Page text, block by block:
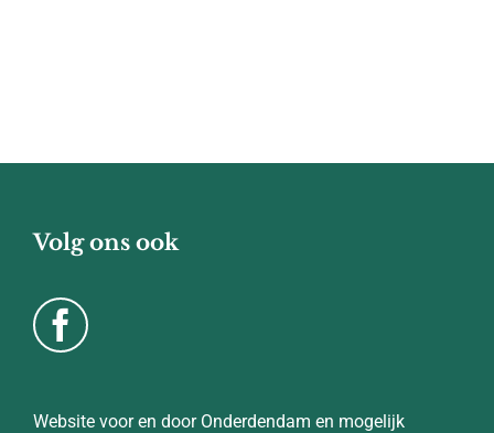
Volg ons ook
Website voor en door Onderdendam en mogelijk